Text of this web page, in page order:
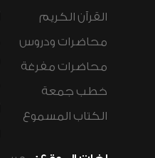
القرآن الكريم
محاضرات ودروس
محاضرات مفرغة
خطب جمعة
الكتاب المسموع